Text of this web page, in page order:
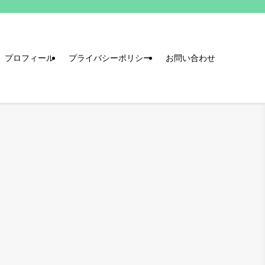
プロフィール プライバシーポリシー お問い合わせ